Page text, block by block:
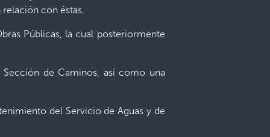
con éstas.
Públicas, la cual posteriormente
de Caminos, así como una
del Servicio de Aguas y de